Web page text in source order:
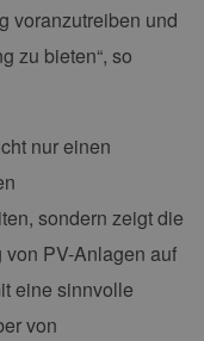
voranzutreiben und
zu bieten“, so
nur einen
sondern zeigt die
PV-Anlagen auf
eine sinnvolle
von